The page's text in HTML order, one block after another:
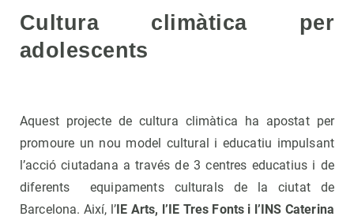
Cultura climàtica per
adolescents
Aquest projecte de cultura climàtica ha apostat per
promoure un nou model cultural i educatiu impulsant
l’acció ciutadana a través de 3 centres educatius i de
diferents equipaments culturals de la ciutat de
Barcelona. Així, l’IE Arts, l’IE Tres Fonts i l’INS Caterina